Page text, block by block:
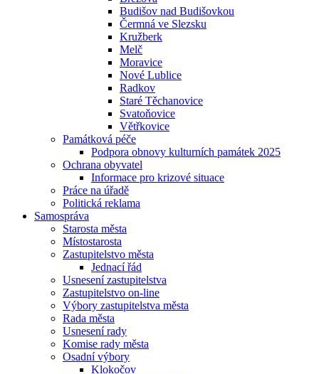
Budišov nad Budišovkou
Čermná ve Slezsku
Kružberk
Melč
Moravice
Nové Lublice
Radkov
Staré Těchanovice
Svatoňovice
Větřkovice
Památková péče
Podpora obnovy kulturních památek 2025
Ochrana obyvatel
Informace pro krizové situace
Práce na úřadě
Politická reklama
Samospráva
Starosta města
Místostarosta
Zastupitelstvo města
Jednací řád
Usnesení zastupitelstva
Zastupitelstvo on-line
Výbory zastupitelstva města
Rada města
Usnesení rady
Komise rady města
Osadní výbory
Klokočov